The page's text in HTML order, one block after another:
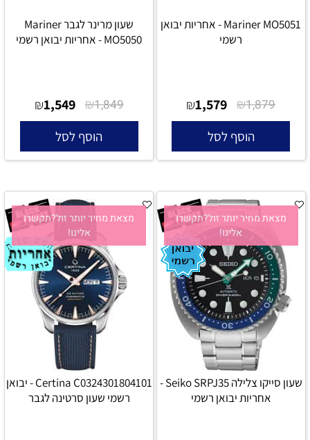
Mariner MO5051 - אחריות יבואן
רשמי
₪1,879
₪1,579
הוסף לסל
שעון מרינר לגבר Mariner
MO5050 - אחריות יבואן רשמי
₪1,849
₪1,549
הוסף לסל
מצאת מחיר יותר זול?תקשרו
אלינו!
שעון סייקו צלילה Seiko SRPJ35 -
אחריות יבואן רשמי
מצאת מחיר יותר זול?תקשרו
אלינו!
Certina C0324301804101 - יבואן
רשמי שעון סרטינה לגבר